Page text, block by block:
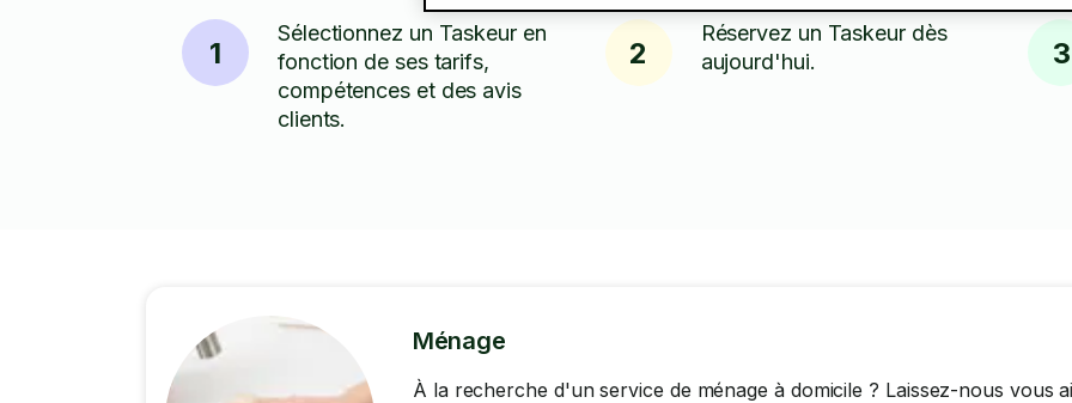
1
Sélectionnez un Taskeur en
fonction de ses tarifs,
compétences et des avis
clients.
2
Réservez un Taskeur dès
aujourd'hui.
3
Ménage
À la recherche d'un service de ménage à domicile ? Laissez-nous vous